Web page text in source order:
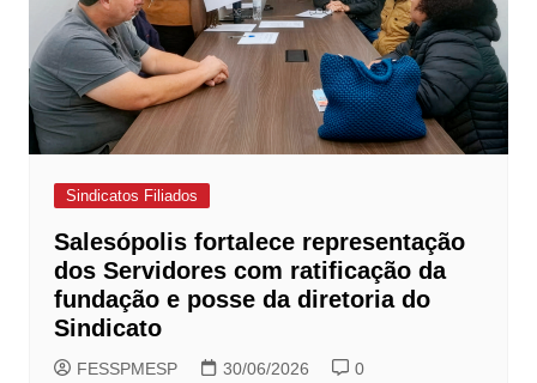
Sindicatos Filiados
Salesópolis fortalece representação
dos Servidores com ratificação da
fundação e posse da diretoria do
Sindicato
FESSPMESP 30/06/2026 0